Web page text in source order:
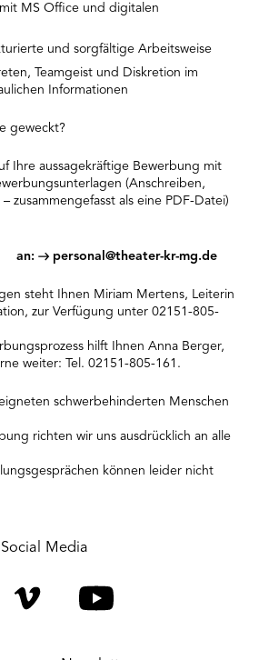
MS Office und digitalen
und sorgfältige Arbeitsweise
Teamgeist und Diskretion im
Informationen
geweckt?
Ihre aussagekräftige Bewerbung mit
(Anschreiben,
zusammengefasst als eine PDF-Datei)
personal@theater-kr-mg.de
steht Ihnen Miriam Mertens, Leiterin
zur Verfügung unter 02151-805-
hilft Ihnen Anna Berger,
weiter: Tel. 02151-805-161.
schwerbehinderten Menschen
richten wir uns ausdrücklich an alle
können leider nicht
Media